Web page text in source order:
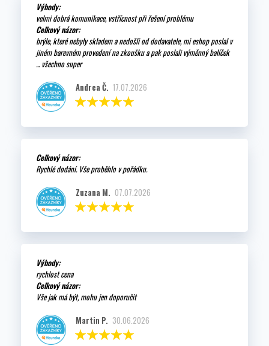
Výhody:
velmi dobrá komunikace, vstřícnost při řešení problému
Celkový názor:
brýle, které nebyly skladem a nedošli od dodavatele, mi eshop poslal v
jiném barevném provedení na zkoušku a pak poslali výměnný balíček
... všechno super
Andrea Č. 17.07.2026
Celkový názor:
Rychlé dodání. Vše proběhlo v pořádku.
Zuzana M. 07.07.2026
Výhody:
rychlost cena
Celkový názor:
Vše jak má být, mohu jen doporučit
Martin P. 30.06.2026